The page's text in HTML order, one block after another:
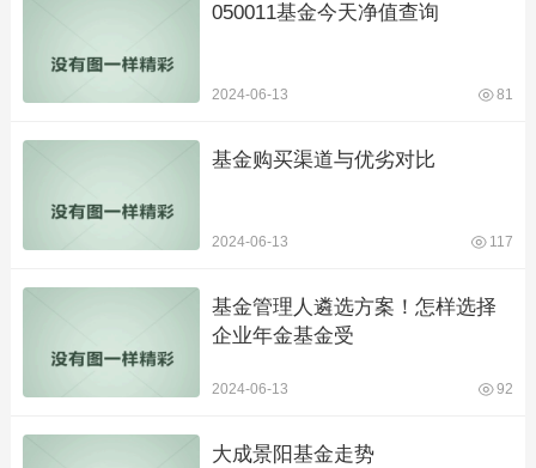
050011基金今天净值查询
2024-06-13 81
基金购买渠道与优劣对比
2024-06-13 117
基金管理人遴选方案！怎样选择
企业年金基金受
2024-06-13 92
大成景阳基金走势